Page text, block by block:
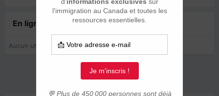
En ligne récemment0 membre est en ligne
Aucun utilisateur enregistré regarde cette page.